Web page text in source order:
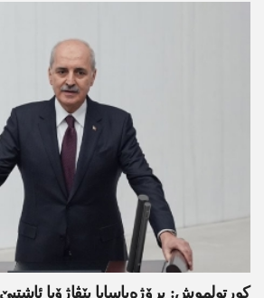
کورتولموش: پرۆژەیاسایا پێڤاژۆیا